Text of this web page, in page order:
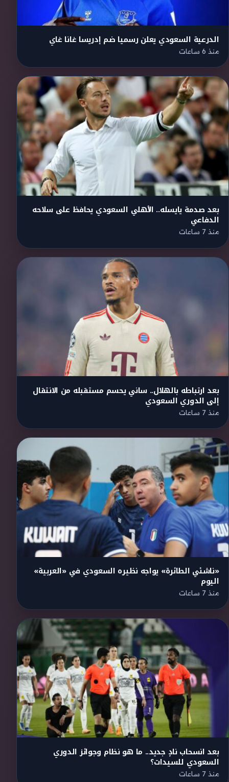
الدرعية السعودي يعلن رسميا ضم إدريسا غانا غاي
منذ 6 ساعات
بعد صدمة يايسله.. الأهلي السعودي يحافظ على سلاحه
الدفاعي
منذ 7 ساعات
بعد ارتباطه بالهلال.. ساني يحسم مستقبله من الانتقال
إلى الدوري السعودي
منذ 7 ساعات
«ناشئي الطائرة» يواجه نظيره السعودي في «العربية»
اليوم
منذ 7 ساعات
بعد انسحاب نادٍ جديد.. ما هو نظام وجوائز الدوري
السعودي للسيدات؟
منذ 7 ساعات